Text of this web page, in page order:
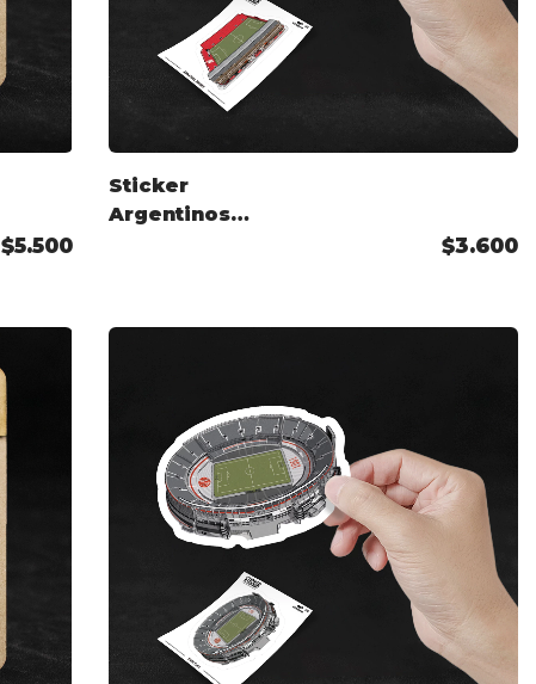
$5.500
Sticker
Argentinos
$3.600